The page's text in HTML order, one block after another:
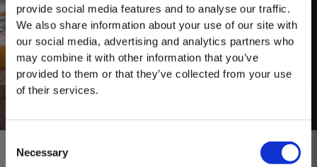
provide social media features and to analyse our traffic.
We also share information about your use of our site with
our social media, advertising and analytics partners who
may combine it with other information that you’ve
provided to them or that they’ve collected from your use
of their services.
Selection
Necessary